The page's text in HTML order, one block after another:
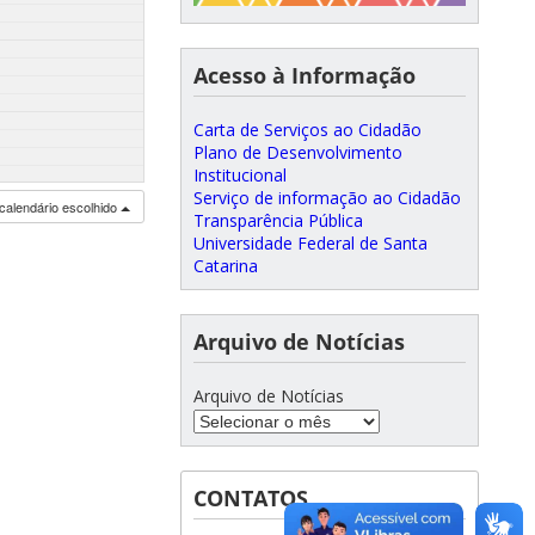
escolhido
Acesso à Informação
Carta de Serviços ao Cidadão
Plano de Desenvolvimento
Institucional
Serviço de informação ao Cidadão
Transparência Pública
Universidade Federal de Santa
Catarina
Arquivo de Notícias
Arquivo de Notícias
CONTATOS